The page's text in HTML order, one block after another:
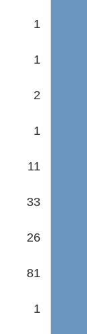
1
1
2
1
11
33
26
81
1